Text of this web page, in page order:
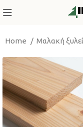
Home Μαλακή